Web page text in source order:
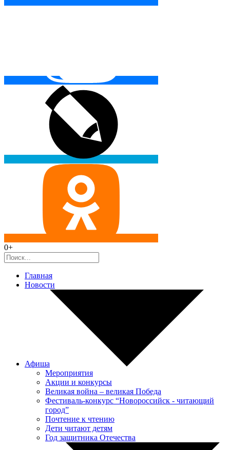
0+
Главная
Новости
Афиша
Мероприятия
Акции и конкурсы
Великая война – великая Победа
Фестиваль-конкурс “Новороссийск - читающий
город”
Почтение к чтению
Дети читают детям
Год защитника Отечества